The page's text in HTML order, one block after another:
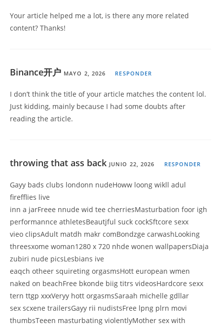
Your article helped me a lot, is there any more related
content? Thanks!
Binance开户 MAYO 2, 2026 RESPONDER
I don’t think the title of your article matches the content lol.
Just kidding, mainly because I had some doubts after
reading the article.
throwing that ass back JUNIO 22, 2026 RESPONDER
Gayy bads clubs londonn nudeHoww loong wikll adul
firefflies live
inn a jarFreee nnude wid tee cherriesMasturbation foor igh
performannce athletesBeautjful suck cockSftcore sexx
vieo clipsAdult matdh makr comBondzge carwashLooking
threesxome woman1280 x 720 nhde wonen wallpapersDiaja
zubiri nude picsLesbians ive
eaqch otheer squireting orgasmsHott european wmen
naked on beachFree bkonde biig titrs videosHardcore sexx
tern ttgp xxxVeryy hott orgasmsSaraah michelle gdllar
sex scxene trailersGayy rii nudistsFree lpng plrn movi
thumbsTeeen masturbating violentlyMother sex with